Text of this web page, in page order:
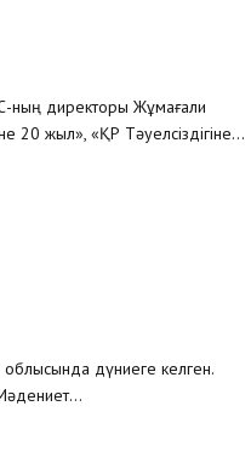
ның директоры Жұмағали
20 жыл», «ҚР Тәуелсіздігіне...
дүниеге келген.